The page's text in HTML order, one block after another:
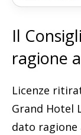
Il
ragione
Licenze
Grand Hotel
dato ragione